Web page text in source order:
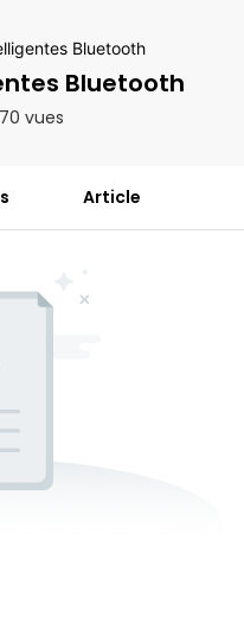
Bluetooth
Bluetooth
vues
Article